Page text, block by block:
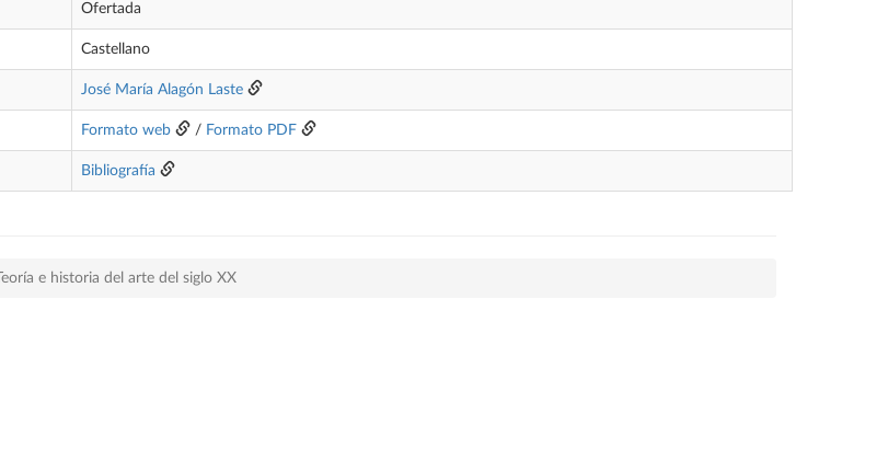
Ofertada
Castellano
José María Alagón Laste
Formato web / Formato PDF
Bibliografía
Teoría e historia del arte del siglo XX